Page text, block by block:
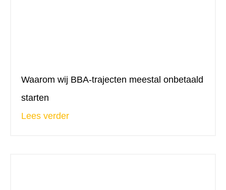
Waarom wij BBA-trajecten meestal onbetaald
starten
Lees verder